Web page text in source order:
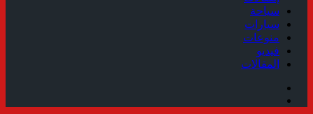
سياحة
سيارات
منوعات
فيديو
المقالات